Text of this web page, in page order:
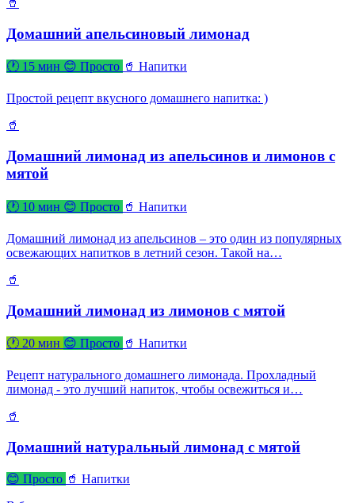
🥤
Домашний апельсиновый лимонад
🕐 15 мин 😊 Просто 🥤 Напитки
Простой рецепт вкусного домашнего напитка: )
🥤
Домашний лимонад из апельсинов и лимонов с
мятой
🕐 10 мин 😊 Просто 🥤 Напитки
Домашний лимонад из апельсинов – это один из популярных
освежающих напитков в летний сезон. Такой на…
🥤
Домашний лимонад из лимонов с мятой
🕐 20 мин 😊 Просто 🥤 Напитки
Рецепт натурального домашнего лимонада. Прохладный
лимонад - это лучший напиток, чтобы освежиться и…
🥤
Домашний натуральный лимонад с мятой
😊 Просто 🥤 Напитки